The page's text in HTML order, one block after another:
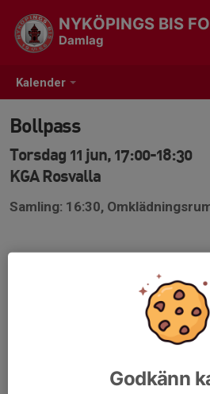
Kalender
NYKÖPINGS BIS
Damlag
Bollpass
Torsdag 11 jun, 17:00-18:30
KGA Rosvalla
Samling: 16:30,
Godkänn